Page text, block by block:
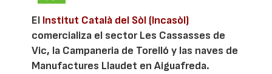
El Institut Català del Sòl (Incasòl)
comercializa el sector Les Cassasses de
Vic, la Campaneria de Torelló y las naves de
Manufactures Llaudet en Aiguafreda.